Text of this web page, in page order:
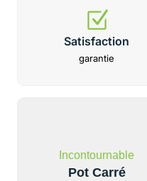
Satisfaction
garantie
Incontournable
Pot Carré